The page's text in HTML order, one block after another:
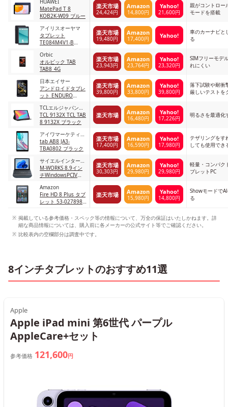
ー
HUAWEI
MatePad T 8
KOB2K-W09 ブルー
楽天市場
24,424円
Amazon
14,800円
Yahoo!
21,600円
親がコントロー
モードを搭載
アイリスオーヤマ
タブレット
TE084M4V1-B
ック
楽天市場
19,480円
Amazon
17,400円 Yahoo!
車のカーナビと
る
Orbic
オルビック TAB
TAB8_4G
楽天市場
23,943円
Amazon
23,764円
Yahoo!
23,320円
SIMフリーモデ
れにくい
日本エイサー
アンドロイドタブレ
ット ENDURO
楽天市場
39,800円
Amazon
33,800円
Yahoo!
39,800円
落下試験や耐衝
厳しいテストを
TCLエルジャパンエ
レクトロニクス
TCL 9132X TCL TAB
8 9132X ブラック
楽天市場 Amazon
16,480円
Yahoo!
17,226円 明るさを最適化
アイワマーケティン
グジャパン
tab AB8 JA3-
TBA0802 ブラック
楽天市場
17,400円
Amazon
16,590円
Yahoo!
17,980円
テザリングをす
しても使用でき
サイエルインターナ
ショナル
M-WORKS 8.9イン
チWindowsPCIV
楽天市場
30,303円
Amazon
29,980円
Yahoo!
29,980円
軽量・コンパク
ブレットPC
Amazon
Fire HD 8 Plus タブ
レット 53-027898
楽天市場 Amazon
15,980円
Yahoo!
14,800円
Showモードで
る
掲載している参考価格・スペック等の情報について、万全の保証はいたしかねます。詳
細な商品情報については、購入前に各メーカーの公式サイト等でご確認ください。
比較表内の空欄部分は調査中です。
8インチタブレットのおすすめ11選
Apple
Apple iPad mini 第6世代 パープル
AppleCare+セット
参考価格 121,600円